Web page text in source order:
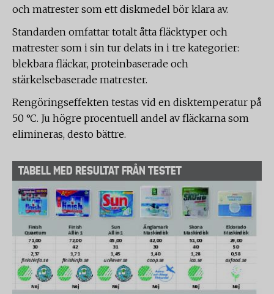
och matrester som ett diskmedel bör klara av.
Standarden omfattar totalt åtta fläcktyper och
matrester som i sin tur delats in i tre kategorier:
blekbara fläckar, proteinbaserade och
stärkelsebaserade matrester.
Rengöringseffekten testas vid en disktemperatur på
50 °C. Ju högre procentuell andel av fläckarna som
elimineras, desto bättre.
TABELL MED RESULTAT FRÅN TESTET